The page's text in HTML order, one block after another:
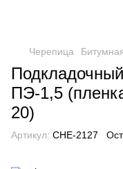
Черепица
ПЭ-1,5
20)
Артикул: CHE-2127